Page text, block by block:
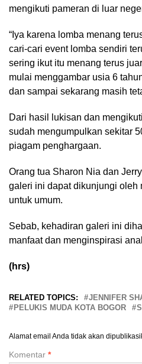
mengikuti pameran di luar
“Iya karena lomba menang
cari-cari event lomba sendiri
sering ikut itu menang terus
mulai menggambar usia 6
dan sampai sekarang masih
Dari hasil lukisan dan
sudah mengumpulkan sekitar
piagam penghargaan.
Orang tua Sharon Nia dan
galeri ini dapat dikunjungi oleh
untuk umum.
Sebab, kehadiran galeri ini
manfaat dan menginspirasi
(hrs)
RELATED TOPICS: JENNIFER
PELUKIS MUDA KOTA BOGOR
Alamat email Anda tidak akan
Komentar *